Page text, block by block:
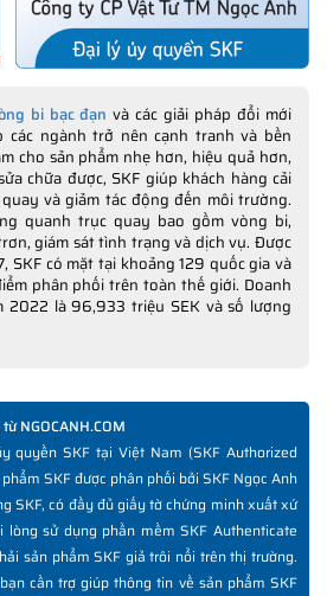
bi bạc đạn và các giải pháp đổi mới
các ngành trở nên cạnh tranh và bền
cho sản phẩm nhẹ hơn, hiệu quả hơn,
chữa được, SKF giúp khách hàng cải
và giảm tác động đến môi trường.
quanh trục quay bao gồm vòng bi,
giám sát tình trạng và dịch vụ. Được
SKF có mặt tại khoảng 129 quốc gia và
phân phối trên toàn thế giới. Doanh
2022 là 96,933 triệu SEK và số lượng
NGOCANH.COM
quyền SKF tại Việt Nam (SKF Authorized
SKF được phân phối bởi SKF Ngọc Anh
SKF, có đầy đủ giấy tờ chứng minh xuất xứ
lòng sử dụng phần mềm SKF Authenticate
sản phẩm SKF giả trôi nổi trên thị trường.
cần trợ giúp thông tin về sản phẩm SKF